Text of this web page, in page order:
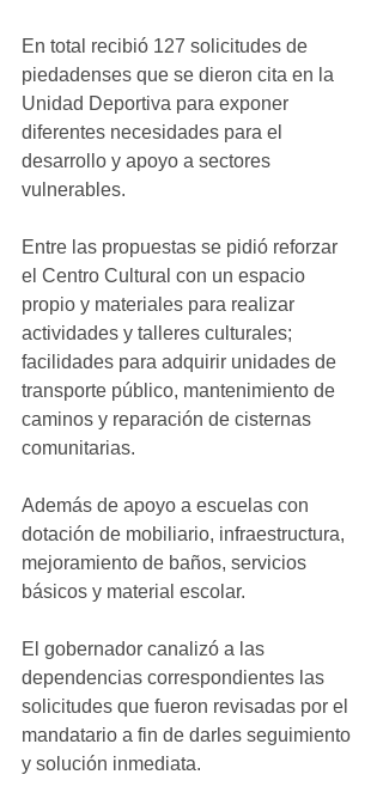
En total recibió 127 solicitudes de
piedadenses que se dieron cita en la
Unidad Deportiva para exponer
diferentes necesidades para el
desarrollo y apoyo a sectores
vulnerables.
Entre las propuestas se pidió reforzar
el Centro Cultural con un espacio
propio y materiales para realizar
actividades y talleres culturales;
facilidades para adquirir unidades de
transporte público, mantenimiento de
caminos y reparación de cisternas
comunitarias.
Además de apoyo a escuelas con
dotación de mobiliario, infraestructura,
mejoramiento de baños, servicios
básicos y material escolar.
El gobernador canalizó a las
dependencias correspondientes las
solicitudes que fueron revisadas por el
mandatario a fin de darles seguimiento
y solución inmediata.